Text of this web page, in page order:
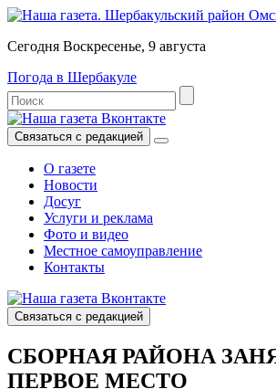
Сегодня Воскресенье, 9 августа
Погода в Шербакуле
Связаться с редакцией
О газете
Новости
Досуг
Услуги и реклама
Фото и видео
Местное самоуправление
Контакты
Связаться с редакцией
СБОРНАЯ РАЙОНА
ПЕРВОЕ МЕСТО